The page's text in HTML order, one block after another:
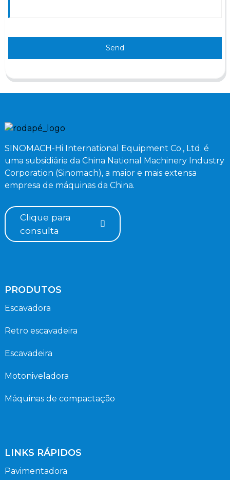
Send
SINOMACH-Hi International Equipment Co., Ltd. é
uma subsidiária da China National Machinery Industry
Corporation (Sinomach), a maior e mais extensa
empresa de máquinas da China.
Clique para
consulta
PRODUTOS
Escavadora
Retro escavadeira
Escavadeira
Motoniveladora
Máquinas de compactação
LINKS RÁPIDOS
Pavimentadora